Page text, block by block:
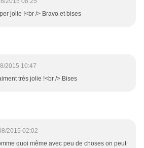
jolie !<br /> Bravo et bises
2015 10:47
très jolie !<br /> Bises
2015 02:02
quoi même avec peu de choses on peut